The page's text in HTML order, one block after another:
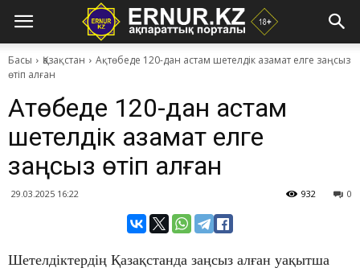
Басы Қазақстан
Ақтөбеде 120-дан астам шетелдік азамат елге заңсыз
өтіп алған
Ақтөбеде 120-дан астам
шетелдік азамат елге
заңсыз өтіп алған
29.03.2025 16:22 0
932
Шетелдіктердің Қазақстанда заңсыз алған уақытша